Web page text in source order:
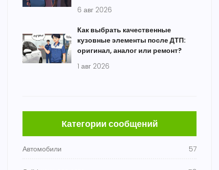
6 авг 2026
Как выбрать качественные
кузовные элементы после ДТП:
оригинал, аналог или ремонт?
1 авг 2026
Категории сообщений
Автомобили 57